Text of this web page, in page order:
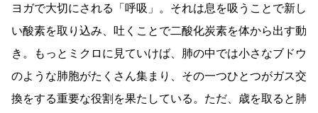
ヨガで大切にされる「呼吸」。それは息を吸うことで新し
い酸素を取り込み、吐くことで二酸化炭素を体から出す動
き。もっとミクロに見ていけば、肺の中では小さなブドウ
のような肺胞がたくさん集まり、その一つひとつがガス交
換をする重要な役割を果たしている。ただ、歳を取ると肺